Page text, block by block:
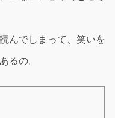
んでしまって、笑いを
るの。